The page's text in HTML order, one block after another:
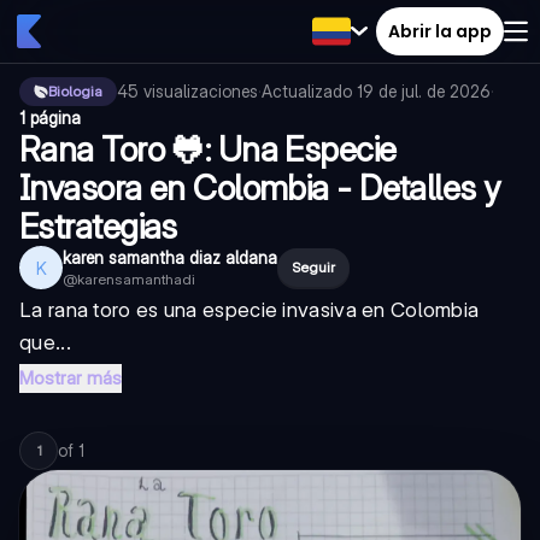
Abrir la app
Biologia 45 visualizaciones·Actualizado 19 de jul. de 2026·
1 página
Rana Toro 🐸: Una Especie
Invasora en Colombia - Detalles y
Estrategias
K karen samantha diaz aldana
@karensamanthadi
Seguir
La rana toro es una especie invasiva en Colombia
que...
Mostrar más
1 of 1